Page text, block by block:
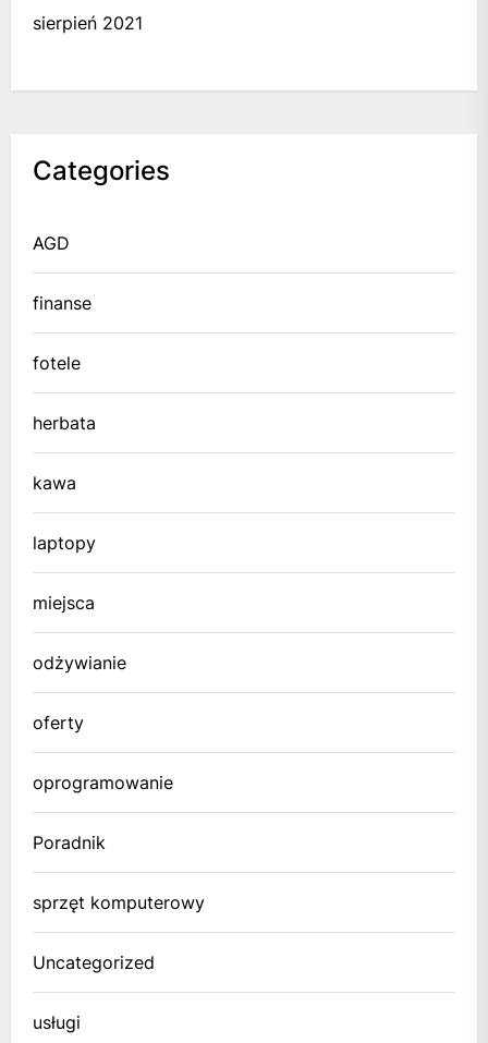
sierpień 2021
Categories
AGD
finanse
fotele
herbata
kawa
laptopy
miejsca
odżywianie
oferty
oprogramowanie
Poradnik
sprzęt komputerowy
Uncategorized
usługi